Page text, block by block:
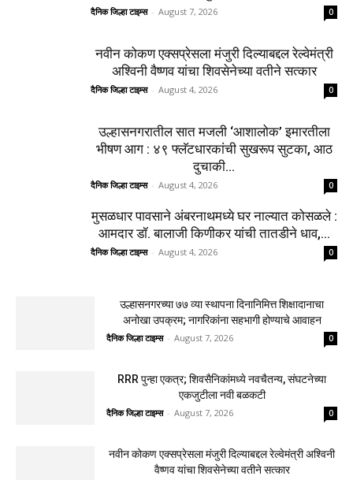
दैनिक जिल्हा टाइम्स - August 7, 2026 0
नवीन कोकण एक्सप्रेसला मंजुरी दिल्याबद्दल रेल्वेमंत्री
अश्विनी वैष्णव यांचा शिवसेनेच्या वतीने सत्कार
दैनिक जिल्हा टाइम्स - August 4, 2026 0
उल्हासनगरातील सात मजली ‘आशालोक’ इमारतीला
भीषण आग : ४९ फ्लॅटधारकांची सुखरूप सुटका, आठ
दुचाकी...
दैनिक जिल्हा टाइम्स - August 4, 2026 0
मुसळधार पावसाने अंबरनाथमध्ये घर नाल्यात कोसळले :
आमदार डॉ. बालाजी किणीकर यांची तातडीने धाव,...
दैनिक जिल्हा टाइम्स - August 4, 2026 0
उल्हासनगरच्या ७७ व्या स्थापना दिनानिमित्त शिक्षादानाचा
अनोखा उपक्रम; नागरिकांना सहभागी होण्याचे आवाहन
दैनिक जिल्हा टाइम्स - August 7, 2026 0
RRR पुन्हा एकत्र; शिवसैनिकांमध्ये नवचैतन्य, संघटनेच्या
एकजुटीला नवी बळकटी
दैनिक जिल्हा टाइम्स - August 7, 2026 0
नवीन कोकण एक्सप्रेसला मंजुरी दिल्याबद्दल रेल्वेमंत्री अश्विनी
वैष्णव यांचा शिवसेनेच्या वतीने सत्कार